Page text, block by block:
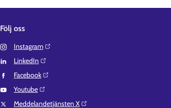
Följ oss
Instagram⁠
LinkedIn⁠
Facebook⁠
Youtube⁠
Meddelandetjänsten X⁠